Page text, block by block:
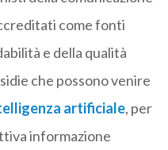
come fonti
e della qualità
che possono venire
artificiale, per
informazione